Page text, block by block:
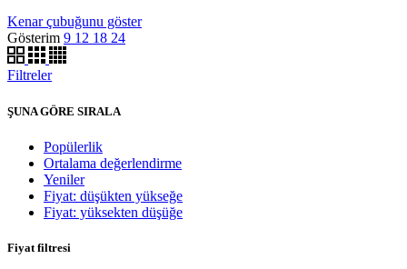
Kenar çubuğunu göster
Gösterim 9 12 18 24
Filtreler
ŞUNA GÖRE SIRALA
Popülerlik
Ortalama değerlendirme
Yeniler
Fiyat: düşükten yükseğe
Fiyat: yüksekten düşüğe
Fiyat filtresi